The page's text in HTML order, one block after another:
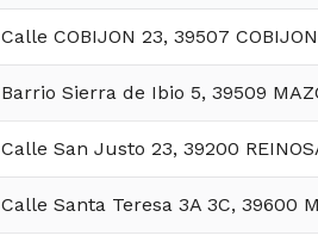
Calle COBIJON 23, 39507
Barrio Sierra de Ibio 5, 39509
Calle San Justo 23, 39200
Calle Santa Teresa 3A 3C, 39600